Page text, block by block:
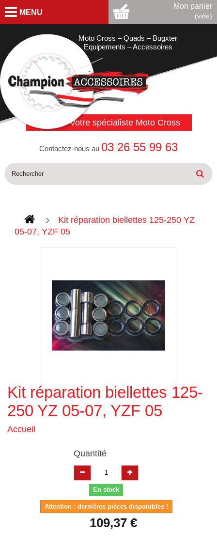
MENU
Mon panier
(vide)
Moto Cross – Quads – Bugxter
Equipements – Accessoires
Votre spécialiste Moto Cross
Contactez-nous au 03 26 55 99 63
Kit réparation biellettes 125-250 YZ
05-07, YZF 05
Agrandir l'image
Kit réparation biellettes 125-
250 YZ 05-07, YZF 05
Accueil
Quantité
En stock
Attention : dernières pièces disponibles !
109,37 €